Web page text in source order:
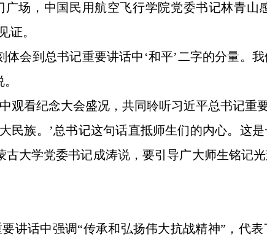
场，中国民用航空飞行学院党委书记林青
证。
会到总书记重要讲话中‘和平’二字的分量。
观看纪念大会盛况，共同聆听习近平总书记重要
民族。’总书记这句话直抵师生们的内心。这
大学党委书记成涛说，要引导广大师生铭记
讲话中强调“传承和弘扬伟大抗战精神”，代